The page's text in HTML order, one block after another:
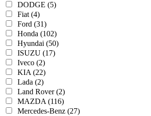
DODGE (5)
Fiat (4)
Ford (31)
Honda (102)
Hyundai (50)
ISUZU (17)
Iveco (2)
KIA (22)
Lada (2)
Land Rover (2)
MAZDA (116)
Mercedes-Benz (27)